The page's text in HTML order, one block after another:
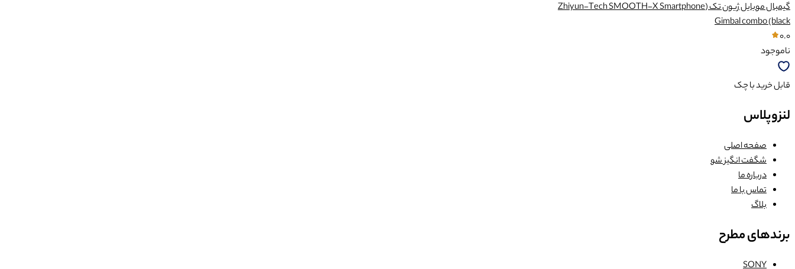
گیمبال موبایل ژیون تک (Zhiyun-Tech SMOOTH-X Smartphone
Gimbal combo (black
0.0
ناموجود
قابل خرید با چک
لنزوپلاس
صفحه اصلی
شگفت انگیز شو
درباره ما
تماس با ما
بلاگ
برندهای مطرح
SONY